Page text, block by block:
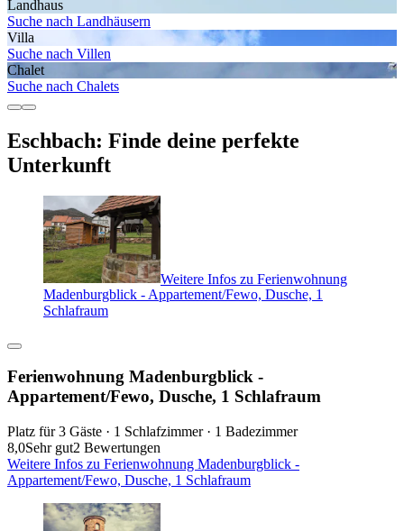
Landhaus
Suche nach Landhäusern
Villa
Suche nach Villen
Chalet
Suche nach Chalets
Eschbach: Finde deine perfekte
Unterkunft
Weitere Infos zu Ferienwohnung
Madenburgblick - Appartement/Fewo, Dusche, 1
Schlafraum
Ferienwohnung Madenburgblick -
Appartement/Fewo, Dusche, 1 Schlafraum
Platz für 3 Gäste · 1 Schlafzimmer · 1 Badezimmer
8,0Sehr gut2 Bewertungen
Weitere Infos zu Ferienwohnung Madenburgblick -
Appartement/Fewo, Dusche, 1 Schlafraum